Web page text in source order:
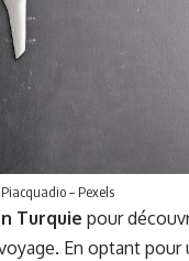
– Pexels
Turquie pour
En optant